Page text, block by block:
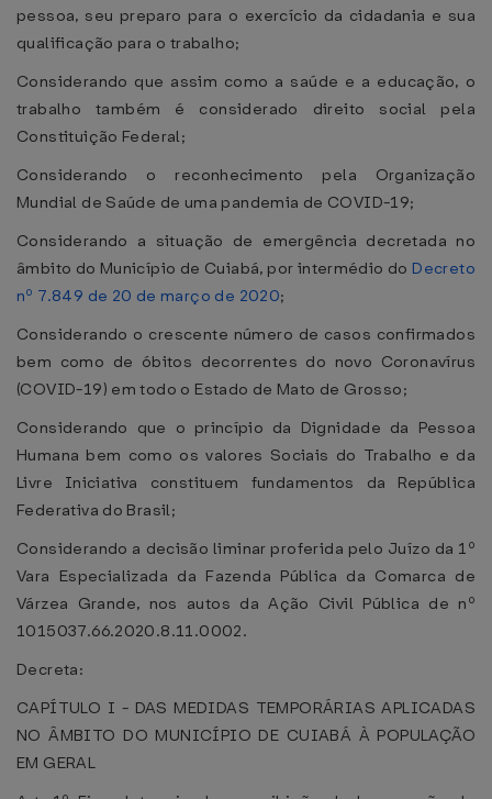
pessoa, seu preparo para o exercício da cidadania e sua
qualificação para o trabalho;
Considerando que assim como a saúde e a educação, o
trabalho também é considerado direito social pela
Constituição Federal;
Considerando o reconhecimento pela Organização
Mundial de Saúde de uma pandemia de COVID-19;
Considerando a situação de emergência decretada no
âmbito do Município de Cuiabá, por intermédio do Decreto
nº 7.849 de 20 de março de 2020;
Considerando o crescente número de casos confirmados
bem como de óbitos decorrentes do novo Coronavírus
(COVID-19) em todo o Estado de Mato de Grosso;
Considerando que o princípio da Dignidade da Pessoa
Humana bem como os valores Sociais do Trabalho e da
Livre Iniciativa constituem fundamentos da República
Federativa do Brasil;
Considerando a decisão liminar proferida pelo Juízo da 1º
Vara Especializada da Fazenda Pública da Comarca de
Várzea Grande, nos autos da Ação Civil Pública de nº
1015037.66.2020.8.11.0002.
Decreta:
CAPÍTULO I - DAS MEDIDAS TEMPORÁRIAS APLICADAS
NO ÂMBITO DO MUNICÍPIO DE CUIABÁ À POPULAÇÃO
EM GERAL